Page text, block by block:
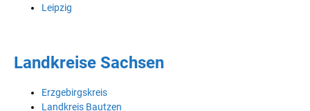
Leipzig
Landkreise Sachsen
Erzgebirgskreis
Landkreis Bautzen